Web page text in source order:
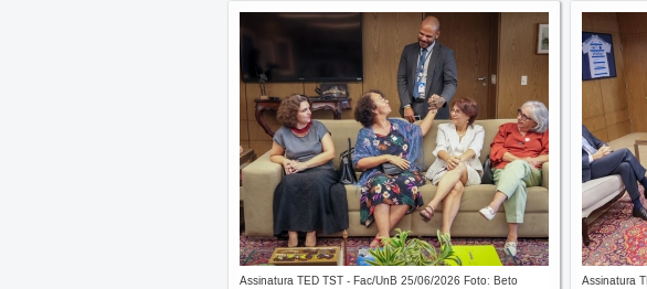
Assinatura TED TST - Fac/UnB 25/06/2026 Foto: Beto
Assinatura